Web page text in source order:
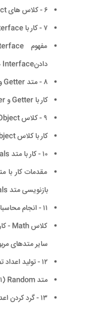
۶ - کلاس های Abstract
۷ - کار با Interface
دادنInterface ها
۸ - متد Getter و Setter
کار با Getter و Setter - فراخوانی Getter و Setter
۹ - کلاس Object
کار با کلاس Object - متد ToString
۱۰ - کار با متد Equals
بازنویسی متد Equals (٢)
۱۱ - انجام محاسبات ریاضی
سایر متدهای
۱۲ - تولید اعداد تصادفی
متد Random (١) - متد Random (٢) - کلاس Random
۱۳ - گرد کردن اعداد